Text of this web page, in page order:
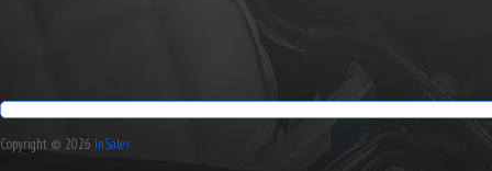
Copyright © 2026 InSales